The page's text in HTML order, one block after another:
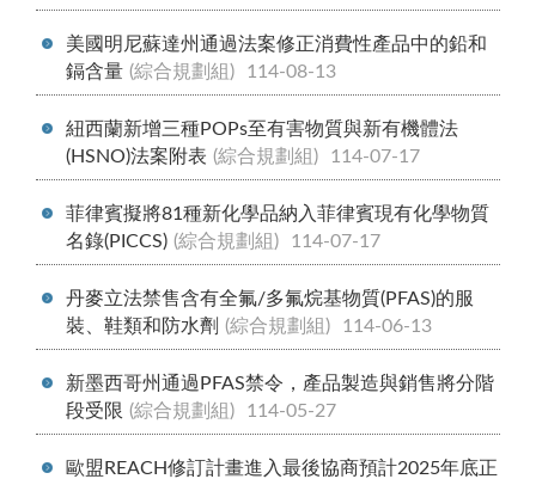
美國明尼蘇達州通過法案修正消費性產品中的鉛和
鎘含量 (綜合規劃組) 114-08-13
紐西蘭新增三種POPs至有害物質與新有機體法
(HSNO)法案附表 (綜合規劃組) 114-07-17
菲律賓擬將81種新化學品納入菲律賓現有化學物質
名錄(PICCS) (綜合規劃組) 114-07-17
丹麥立法禁售含有全氟/多氟烷基物質(PFAS)的服
裝、鞋類和防水劑 (綜合規劃組) 114-06-13
新墨西哥州通過PFAS禁令，產品製造與銷售將分階
段受限 (綜合規劃組) 114-05-27
歐盟REACH修訂計畫進入最後協商預計2025年底正